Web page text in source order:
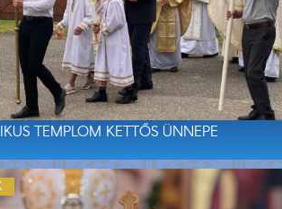
TEMPLOM KETTŐS ÜNNEPE